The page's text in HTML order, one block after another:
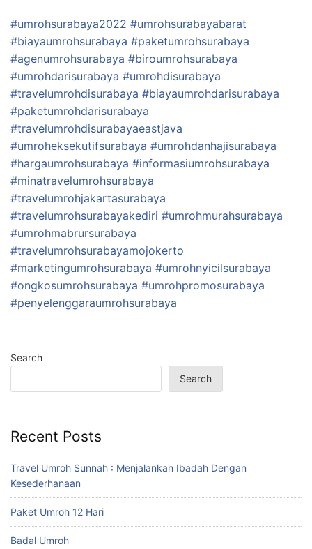
#umrohsurabaya2022 #umrohsurabayabarat
#biayaumrohsurabaya #paketumrohsurabaya
#agenumrohsurabaya #biroumrohsurabaya
#umrohdarisurabaya #umrohdisurabaya
#travelumrohdisurabaya #biayaumrohdarisurabaya
#paketumrohdarisurabaya
#travelumrohdisurabayaeastjava
#umroheksekutifsurabaya #umrohdanhajisurabaya
#hargaumrohsurabaya #informasiumrohsurabaya
#minatravelumrohsurabaya
#travelumrohjakartasurabaya
#travelumrohsurabayakediri #umrohmurahsurabaya
#umrohmabrursurabaya
#travelumrohsurabayamojokerto
#marketingumrohsurabaya #umrohnyicilsurabaya
#ongkosumrohsurabaya #umrohpromosurabaya
#penyelenggaraumrohsurabaya
Search
Search
Recent Posts
Travel Umroh Sunnah : Menjalankan Ibadah Dengan
Kesederhanaan
Paket Umroh 12 Hari
Badal Umroh